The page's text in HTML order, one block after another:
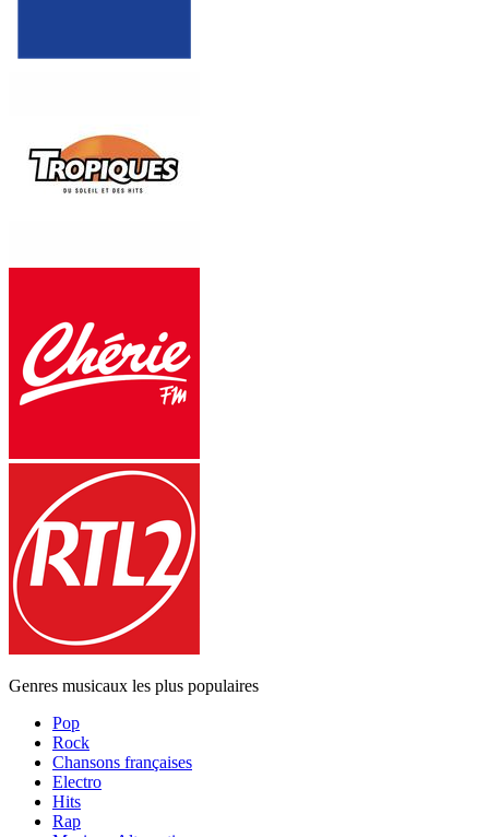
Genres musicaux les plus populaires
Pop
Rock
Chansons françaises
Electro
Hits
Rap